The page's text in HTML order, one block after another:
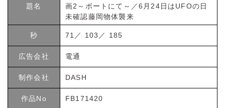
題名
画2～ボートにて～／6月24日はUFOの日
未確認藤岡物体襲来
秒 71／ 103／ 185
広告会社 電通
制作会社 DASH
作品No FB171420